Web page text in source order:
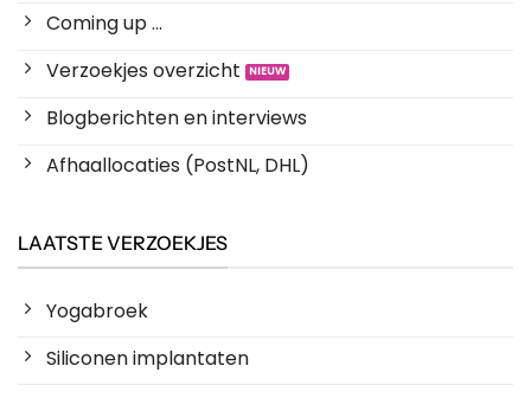
Coming up ...
Verzoekjes overzicht
Blogberichten en interviews
Afhaallocaties (PostNL, DHL)
LAATSTE VERZOEKJES
Yogabroek
Siliconen implantaten